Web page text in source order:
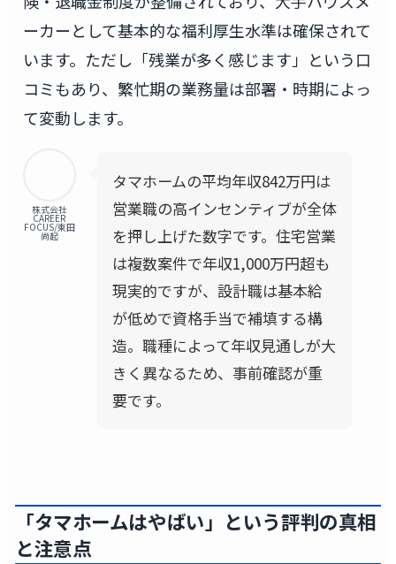
ーカーとして基本的な福利厚生水準は確保されて
います。ただし「残業が多く感じます」という口
コミもあり、繁忙期の業務量は部署・時期によっ
て変動します。
株式会社
CAREER
FOCUS/東田
尚起
タマホームの平均年収842万円は
営業職の高インセンティブが全体
を押し上げた数字です。住宅営業
は複数案件で年収1,000万円超も
現実的ですが、設計職は基本給
が低めで資格手当で補填する構
造。職種によって年収見通しが大
きく異なるため、事前確認が重
要です。
「タマホームはやばい」という評判の真相
と注意点